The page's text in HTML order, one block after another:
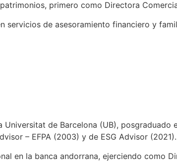
primero como Directora
servicios de asesoramiento financiero y
de Barcelona (UB),
– EFPA (2003) y de ESG Advisor (2021).
en la banca andorrana, ejerciendo como